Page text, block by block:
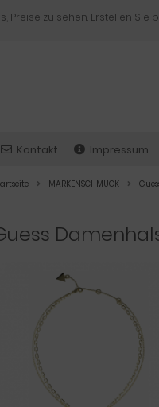
Preise zu sehen. Erstellen Sie
Kontakt Impressum
MARKENSCHMUCK